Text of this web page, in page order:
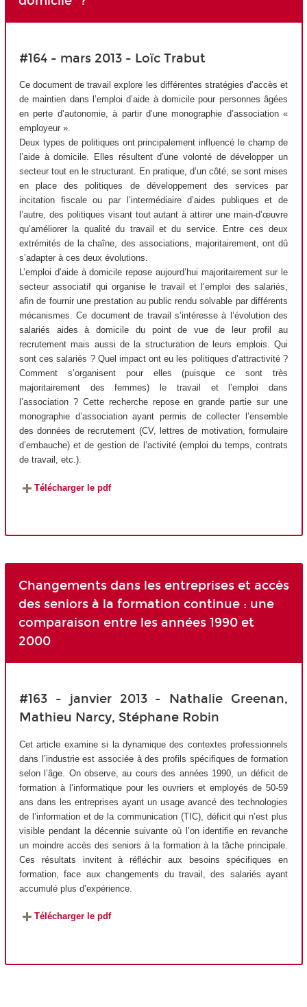
#164 - mars 2013 - Loïc Trabut
Ce document de travail explore les différentes stratégies d’accès et
de maintien dans l’emploi d’aide à domicile pour personnes âgées
en perte d’autonomie, à partir d’une monographie d’association «
employeur ».
Deux types de politiques ont principalement influencé le champ de
l’aide à domicile. Elles résultent d’une volonté de développer un
secteur tout en le structurant. En pratique, d’un côté, se sont mises
en place des politiques de développement des services par
incitation fiscale ou par l’intermédiaire d’aides publiques et de
l’autre, des politiques visant tout autant à attirer une main-d’œuvre
qu’améliorer la qualité du travail et du service. Entre ces deux
extrémités de la chaîne, des associations, majoritairement, ont dû
s’adapter à ces deux évolutions.
L’emploi d’aide à domicile repose aujourd’hui majoritairement sur le
secteur associatif qui organise le travail et l’emploi des salariés,
afin de fournir une prestation au public rendu solvable par différents
mécanismes. Ce document de travail s’intéresse à l’évolution des
salariés aides à domicile du point de vue de leur profil au
recrutement mais aussi de la structuration de leurs emplois. Qui
sont ces salariés ? Quel impact ont eu les politiques d’attractivité ?
Comment s’organisent pour elles (puisque ce sont très
majoritairement des femmes) le travail et l’emploi dans
l’association ? Cette recherche repose en grande partie sur une
monographie d’association ayant permis de collecter l’ensemble
des données de recrutement (CV, lettres de motivation, formulaire
d’embauche) et de gestion de l’activité (emploi du temps, contrats
de travail, etc.).
Télécharger le pdf
Changements dans les entreprises et accès
des seniors à la formation continue : une
comparaison entre les années 1990 et
2000
#163 - janvier 2013 - Nathalie Greenan,
Mathieu Narcy, Stéphane Robin
Cet article examine si la dynamique des contextes professionnels
dans l’industrie est associée à des profils spécifiques de formation
selon l’âge. On observe, au cours des années 1990, un déficit de
formation à l’informatique pour les ouvriers et employés de 50-59
ans dans les entreprises ayant un usage avancé des technologies
de l’information et de la communication (TIC), déficit qui n’est plus
visible pendant la décennie suivante où l’on identifie en revanche
un moindre accès des seniors à la formation à la tâche principale.
Ces résultats invitent à réfléchir aux besoins spécifiques en
formation, face aux changements du travail, des salariés ayant
accumulé plus d’expérience.
Télécharger le pdf